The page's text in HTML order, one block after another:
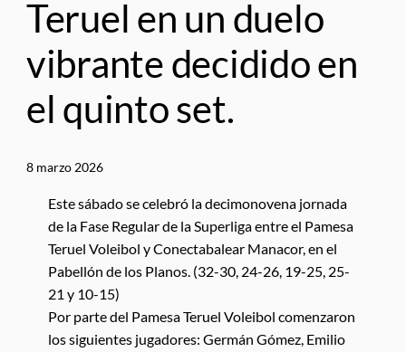
Teruel en un duelo
vibrante decidido en
el quinto set.
8 marzo 2026
Este sábado se celebró la decimonovena jornada
de la Fase Regular de la Superliga entre el Pamesa
Teruel Voleibol y Conectabalear Manacor, en el
Pabellón de los Planos. (32-30, 24-26, 19-25, 25-
21 y 10-15)
Por parte del Pamesa Teruel Voleibol comenzaron
los siguientes jugadores: Germán Gómez, Emilio